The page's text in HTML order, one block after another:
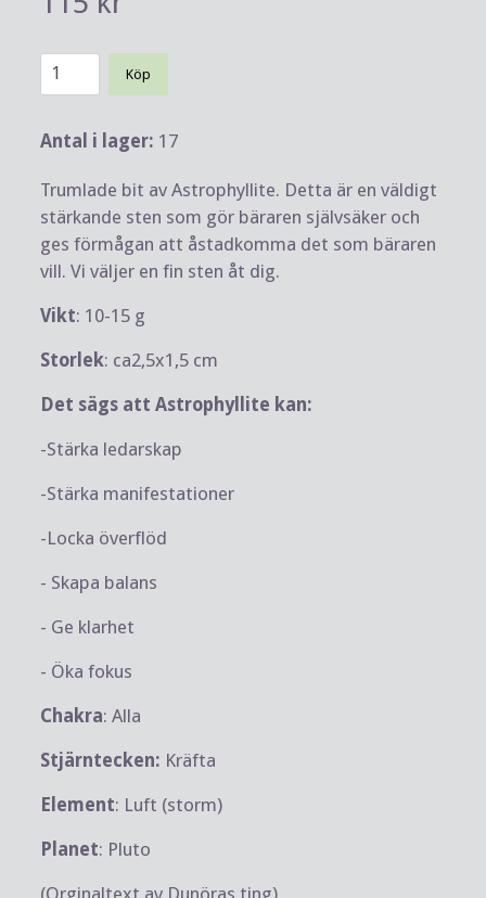
Köp
Antal i lager: 17
Trumlade bit av Astrophyllite. Detta är en väldigt
stärkande sten som gör bäraren självsäker och
ges förmågan att åstadkomma det som bäraren
vill. Vi väljer en fin sten åt dig.
Vikt: 10-15 g
Storlek: ca2,5x1,5 cm
Det sägs att Astrophyllite kan:
-Stärka ledarskap
-Stärka manifestationer
-Locka överflöd
- Skapa balans
- Ge klarhet
- Öka fokus
Chakra: Alla
Stjärntecken: Kräfta
Element: Luft (storm)
Planet: Pluto
(Orginaltext av Dunöras ting)